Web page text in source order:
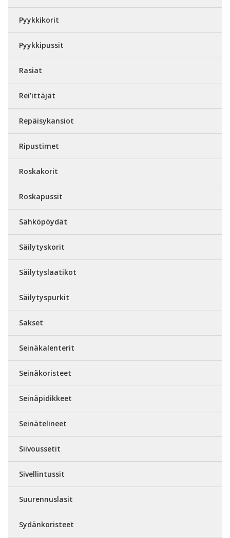
Pyykkikorit
Pyykkipussit
Rasiat
Rei’ittäjät
Repäisykansiot
Ripustimet
Roskakorit
Roskapussit
Sähköpöydät
Säilytyskorit
Säilytyslaatikot
Säilytyspurkit
Sakset
Seinäkalenterit
Seinäkoristeet
Seinäpidikkeet
Seinätelineet
Siivoussetit
Sivellintussit
Suurennuslasit
Sydänkoristeet